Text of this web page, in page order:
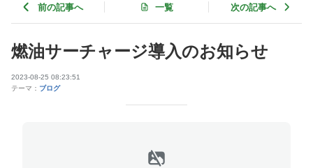
前の記事へ 一覧 次の記事へ
燃油サーチャージ導入のお知らせ
2023-08-25 08:23:51
テーマ： ブログ